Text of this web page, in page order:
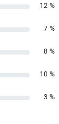
12 %
7 %
8 %
10 %
3 %